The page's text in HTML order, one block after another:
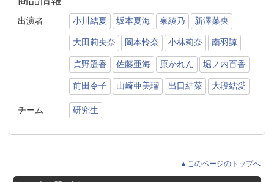
出演者 小川結夏 坂本夏海 泉綾乃 新澤菜央
大田莉央奈 岡本怜奈 小林莉奈 南羽諒
貞野遥香 佐藤亜海 原かれん 堀ノ内百香
前田令子 山崎亜美瑠 出口結菜 大段結愛
チーム 研究生
▲このページのトップへ